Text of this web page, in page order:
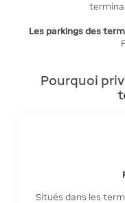
Les parkings des
Pourquoi
Situés dans les